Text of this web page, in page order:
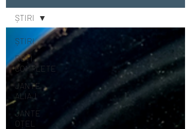
ȘTIRI
ROȚI
COMPLETE
JANTE
ALIAJ
JANTE
OȚEL
ȘTIRI